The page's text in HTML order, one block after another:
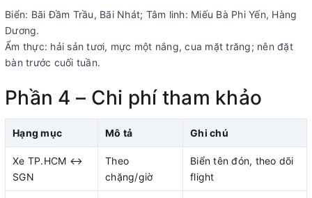
Biển: Bãi Đầm Trầu, Bãi Nhát; Tâm linh: Miếu Bà Phi Yến, Hàng
Dương.
Ẩm thực: hải sản tươi, mực một nắng, cua mặt trăng; nên đặt
bàn trước cuối tuần.
Phần 4 – Chi phí tham khảo
Hạng mục Mô tả Ghi chú
Xe TP.HCM ↔
SGN
Theo
chặng/giờ
Biển tên đón, theo dõi
flight